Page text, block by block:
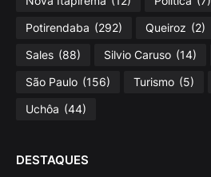
Potirendaba (292) Queiroz (2)
Sales (88) Silvio Caruso (14)
São Paulo (156) Turismo (5)
Uchôa (44)
DESTAQUES